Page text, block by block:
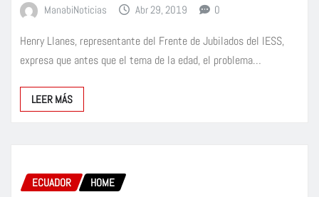
ManabiNoticias Abr 29, 2019 0
Henry Llanes, representante del Frente de Jubilados del IESS,
expresa que antes que el tema de la edad, el problema…
LEER MÁS
ECUADOR HOME